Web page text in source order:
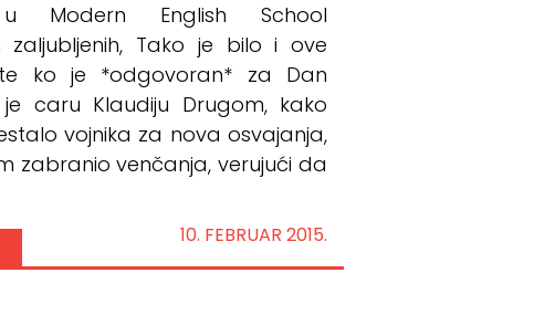
Modern English School
Tako je bilo i ove
ko je *odgovoran* za Dan
caru Klaudiju Drugom, kako
vojnika za nova osvajanja,
zabranio venčanja, verujući da
10. FEBRUAR 2015.